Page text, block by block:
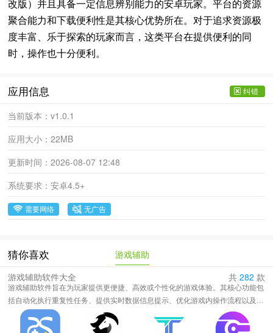
改版）并且具备一定信息辨别能力的安卓玩家。平台的资源
聚合能力和下载便利性是其核心优势所在。对于追求资源极
度丰富、乐于探索的玩家而言，这类平台在提供便利的同
时，操作也十分便利。
应用信息
当前版本：v1.0.1
应用大小：22MB
更新时间：2026-08-07 12:48
系统要求：安卓4.5+
需要网络 无广告
纠错
猜你喜欢
游戏辅助
游戏辅助软件大全
共 282 款
游戏辅助软件旨在为玩家提供更便捷、高效或个性化的游戏体验。其核心功能包
括自动化执行重复性任务、提供实时数据信息提示、优化游戏内操作流程以及解
锁特定自定义选项。这类工具能够帮助玩家降低操作难度、节省时间精力，或发
掘更深层次的游戏玩法。它们通过内存修改、界面叠加或宏指令等技术实现功